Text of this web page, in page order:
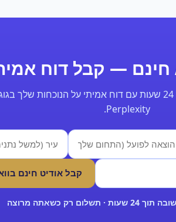
Perplexity.
קבל אודיט חינם
רק כשאתה מרוצה